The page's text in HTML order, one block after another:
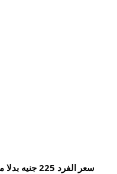
سعر الفرد 225 جنيه بدلا من 300 جنية سيت منيو